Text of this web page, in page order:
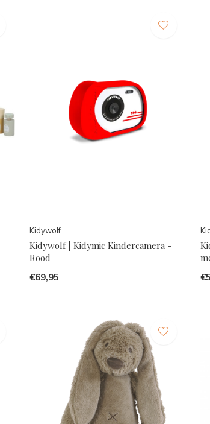
Kidywolf
Kidywolf | Kidymic Kindercamera -
Rood
€69,95